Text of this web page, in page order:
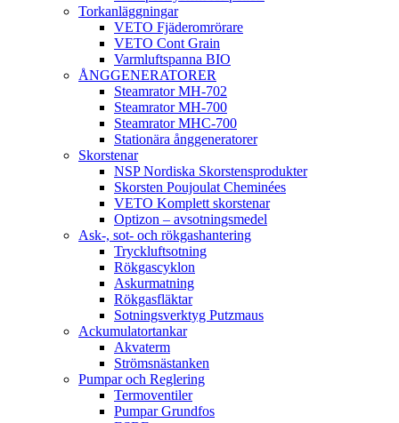
Torkanläggningar
VETO Fjäderomrörare
VETO Cont Grain
Varmluftspanna BIO
ÅNGGENERATORER
Steamrator MH-702
Steamrator MH-700
Steamrator MHC-700
Stationära ånggeneratorer
Skorstenar
NSP Nordiska Skorstensprodukter
Skorsten Poujoulat Cheminées
VETO Komplett skorstenar
Optizon – avsotningsmedel
Ask-, sot- och rökgashantering
Tryckluftsotning
Rökgascyklon
Askurmatning
Rökgasfläktar
Sotningsverktyg Putzmaus
Ackumulatortankar
Akvaterm
Strömsnästanken
Pumpar och Reglering
Termoventiler
Pumpar Grundfos